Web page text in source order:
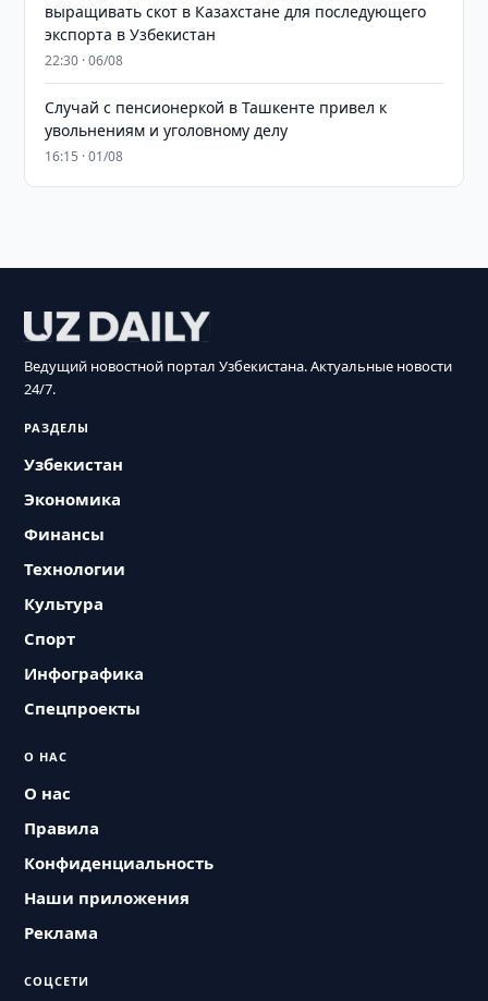
выращивать скот в Казахстане для последующего
экспорта в Узбекистан
22:30 · 06/08
Случай с пенсионеркой в Ташкенте привел к
увольнениям и уголовному делу
16:15 · 01/08
Ведущий новостной портал Узбекистана. Актуальные новости
24/7.
РАЗДЕЛЫ
Узбекистан
Экономика
Финансы
Технологии
Культура
Спорт
Инфографика
Спецпроекты
О НАС
О нас
Правила
Конфиденциальность
Наши приложения
Реклама
СОЦСЕТИ